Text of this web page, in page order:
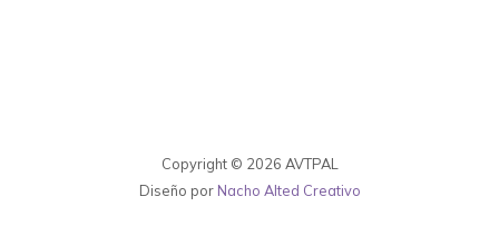
Copyright © 2026 AVTPAL
Diseño por Nacho Alted Creativo